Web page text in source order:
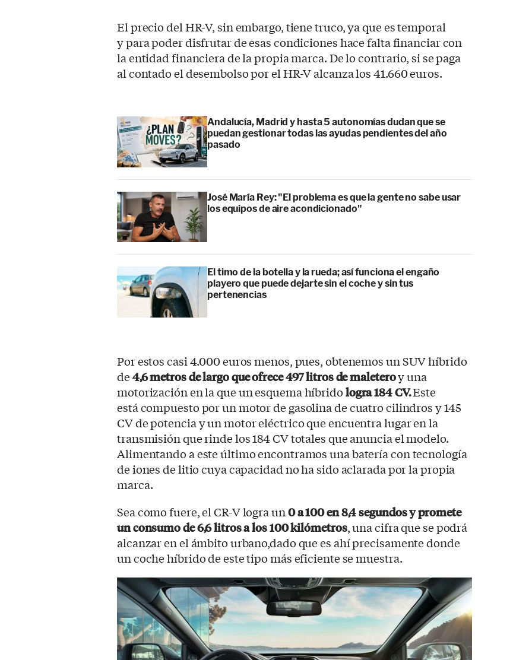
El precio del HR-V, sin embargo, tiene truco, ya que es temporal
y para poder disfrutar de esas condiciones hace falta financiar con
la entidad financiera de la propia marca. De lo contrario, si se paga
al contado el desembolso por el HR-V alcanza los 41.660 euros.
Andalucía, Madrid y hasta 5 autonomías dudan que se
puedan gestionar todas las ayudas pendientes del año
pasado
José María Rey: "El problema es que la gente no sabe usar
los equipos de aire acondicionado"
El timo de la botella y la rueda; así funciona el engaño
playero que puede dejarte sin el coche y sin tus
pertenencias
Por estos casi 4.000 euros menos, pues, obtenemos un SUV híbrido
de4,6 metros de largo que ofrece 497 litros de maleteroy una
motorización en la que un esquema híbridologra 184 CV.Este
está compuesto por un motor de gasolina de cuatro cilindros y 145
CV de potencia y un motor eléctrico que encuentra lugar en la
transmisión que rinde los 184 CV totales que anuncia el modelo.
Alimentando a este último encontramos una batería con tecnología
de iones de litio cuya capacidad no ha sido aclarada por la propia
marca.
Sea como fuere, el CR-V logra un0 a 100 en 8,4 segundos y promete
un consumo de 6,6 litros a los 100 kilómetros, una cifra que se podrá
alcanzar en el ámbito urbano,dado que es ahí precisamente donde
un coche híbrido de este tipo más eficiente se muestra.